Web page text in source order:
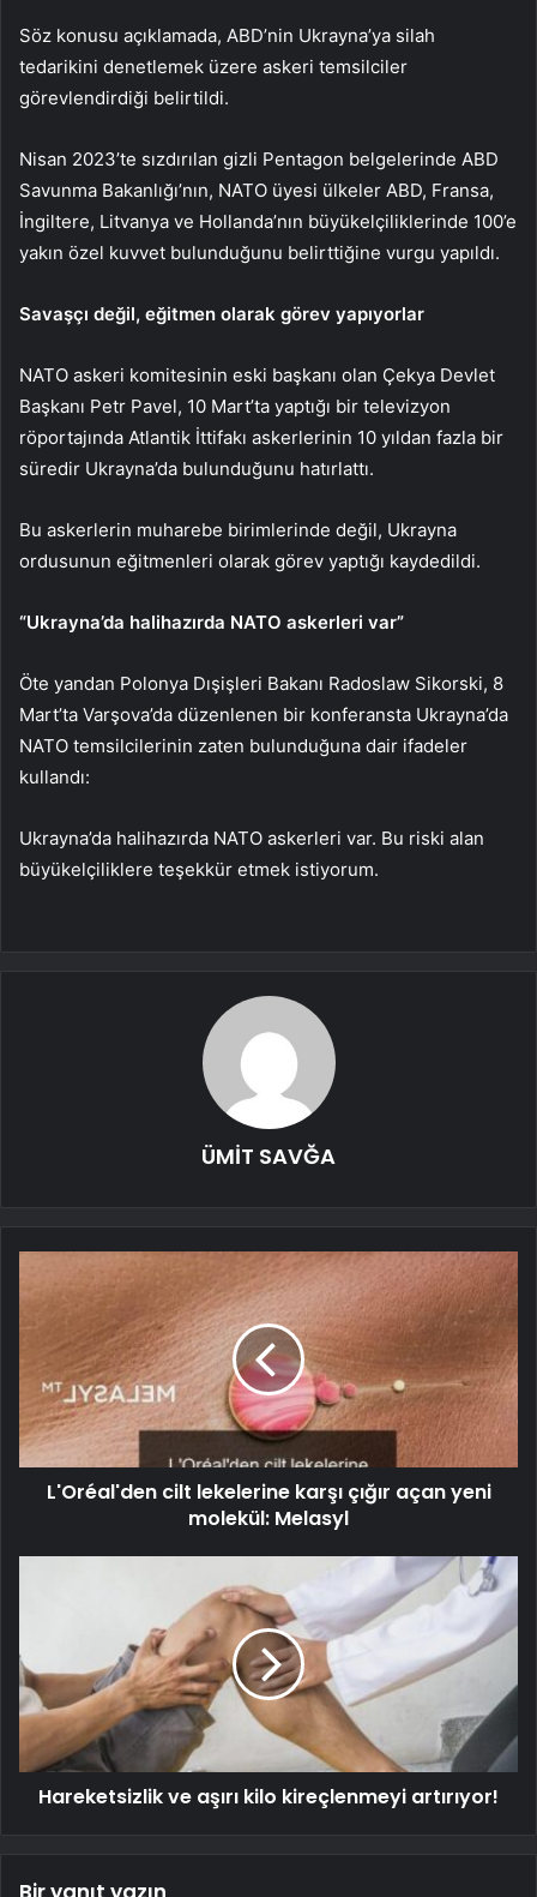
Söz konusu açıklamada, ABD’nin Ukrayna’ya silah
tedarikini denetlemek üzere askeri temsilciler
görevlendirdiği belirtildi.
Nisan 2023’te sızdırılan gizli Pentagon belgelerinde ABD
Savunma Bakanlığı’nın, NATO üyesi ülkeler ABD, Fransa,
İngiltere, Litvanya ve Hollanda’nın büyükelçiliklerinde 100’e
yakın özel kuvvet bulunduğunu belirttiğine vurgu yapıldı.
Savaşçı değil, eğitmen olarak görev yapıyorlar
NATO askeri komitesinin eski başkanı olan Çekya Devlet
Başkanı Petr Pavel, 10 Mart’ta yaptığı bir televizyon
röportajında Atlantik İttifakı askerlerinin 10 yıldan fazla bir
süredir Ukrayna’da bulunduğunu hatırlattı.
Bu askerlerin muharebe birimlerinde değil, Ukrayna
ordusunun eğitmenleri olarak görev yaptığı kaydedildi.
“Ukrayna’da halihazırda NATO askerleri var”
Öte yandan Polonya Dışişleri Bakanı Radoslaw Sikorski, 8
Mart’ta Varşova’da düzenlenen bir konferansta Ukrayna’da
NATO temsilcilerinin zaten bulunduğuna dair ifadeler
kullandı:
Ukrayna’da halihazırda NATO askerleri var. Bu riski alan
büyükelçiliklere teşekkür etmek istiyorum.
ÜMİT SAVĞA
L'Oréal'den cilt lekelerine karşı çığır açan yeni
molekül: Melasyl
Hareketsizlik ve aşırı kilo kireçlenmeyi artırıyor!